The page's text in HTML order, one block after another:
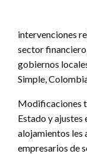
intervenciones
sector
gobiernos
Simple,
Modificaciones
Estado y
alojamientos les
empresarios de